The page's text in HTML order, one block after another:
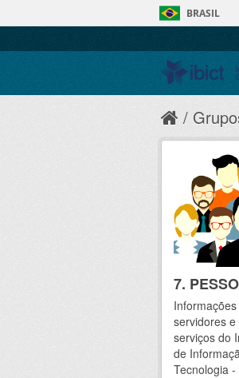
BRASIL
7.
servidores
serviços do
de
Tecnologia -